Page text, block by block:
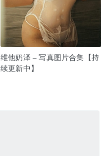
维他奶泽 – 写真图片合集【持
续更新中】